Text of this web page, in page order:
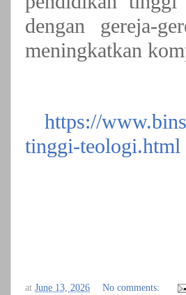
dengan gereja-
meningkatkan
https://
tinggi-teologi.html
at June 13, 2026 No comments: